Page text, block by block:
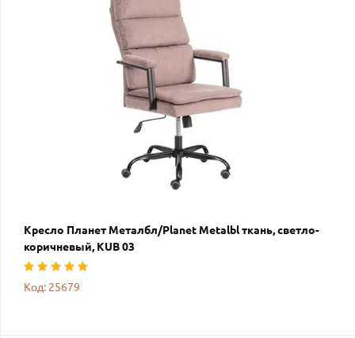
Кресло Планет Металбл/Planet Metalbl ткань, светло-
коричневый, KUB 03
Код: 25679